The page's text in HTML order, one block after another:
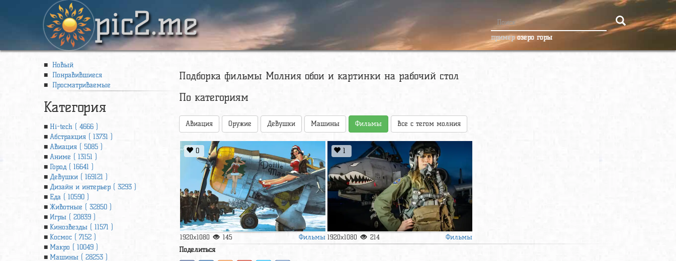
pic2.me примерозеро горы
Новый
Понравившиеся
Просматриваемые
Категория
Hi-tech ( 4666 )
Абстракция ( 13731 )
Авиация ( 5085 )
Аниме ( 13151 )
Город ( 16641 )
Девушки ( 169121 )
Дизайн и интерьер ( 3293 )
Еда ( 10590 )
Животные ( 32850 )
Игры ( 20839 )
Кинозвезды ( 11571 )
Космос ( 7152 )
Макро ( 10049 )
Машины ( 28253 )
Подборка фильмы Молния обои и картинки на рабочий стол
По категориям
Авиация Оружие Девушки Машины Фильмы Все с тегом молния
0
1920x1080 145 Фильмы
1
1920x1080 214
Фильмы
Поделиться